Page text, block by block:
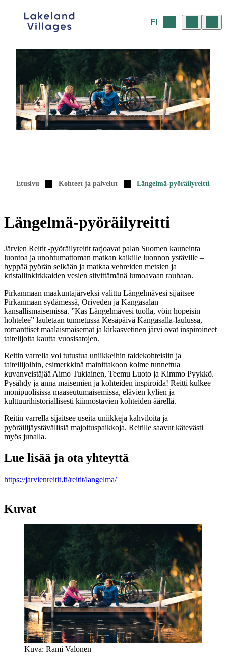
sisältöön
FI
Etusivu Kohteet ja palvelut Längelmä-pyöräilyreitti
Längelmä-pyöräilyreitti
Järvien Reitit -pyöräilyreitit tarjoavat palan Suomen kauneinta
luontoa ja unohtumattoman matkan kaikille luonnon ystäville –
hyppää pyörän selkään ja matkaa vehreiden metsien ja
kristallinkirkkaiden vesien siivittämänä lumoavaan rauhaan.
Pirkanmaan maakuntajärveksi valittu Längelmävesi sijaitsee
Pirkanmaan sydämessä, Oriveden ja Kangasalan
kansallismaisemissa. ”Kas Längelmävesi tuolla, vöin hopeisin
hohtelee” lauletaan tunnetussa Kesäpäivä Kangasalla-laulussa,
romanttiset maalaismaisemat ja kirkasvetinen järvi ovat inspiroineet
taitelijoita kautta vuosisatojen.
Reitin varrella voi tutustua uniikkeihin taidekohteisiin ja
taiteilijoihin, esimerkkinä mainittakoon kolme tunnettua
kuvanveistäjää Aimo Tukiainen, Teemu Luoto ja Kimmo Pyykkö.
Pysähdy ja anna maisemien ja kohteiden inspiroida! Reitti kulkee
monipuolisissa maaseutumaisemissa, elävien kylien ja
kulttuurihistoriallisesti kiinnostavien kohteiden äärellä.
Reitin varrella sijaitsee useita uniikkeja kahviloita ja
pyöräilijäystävällisiä majoituspaikkoja. Reitille saavut kätevästi
myös junalla.
Lue lisää ja ota yhteyttä
https://jarvienreitit.fi/reitit/langelma/
Kuvat
Kuva: Rami Valonen